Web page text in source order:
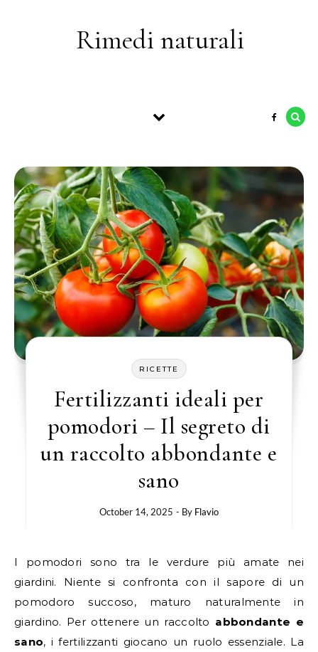
Rimedi naturali
RICETTE
Fertilizzanti ideali per
pomodori – Il segreto di
un raccolto abbondante e
sano
October 14, 2025 - By Flavio
I pomodori sono tra le verdure più amate nei
giardini. Niente si confronta con il sapore di un
pomodoro succoso, maturo naturalmente in
giardino. Per ottenere un raccolto abbondante e
sano, i fertilizzanti giocano un ruolo essenziale. La